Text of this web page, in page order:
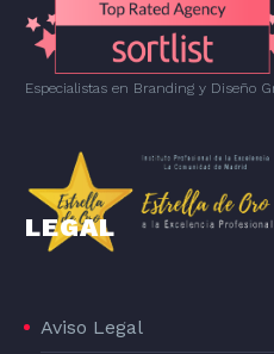
Especialistas en Branding y Diseño
LEGAL
Aviso Legal